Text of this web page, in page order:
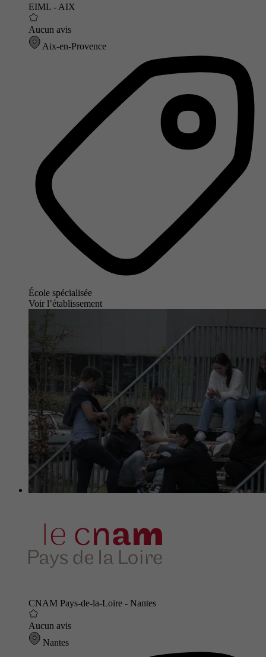
EIML - AIX
Aucun avis
Aix-en-Provence
École spécialisée
Voir l’établissement
CNAM Pays-de-la-Loire - Nantes
Aucun avis
Nantes